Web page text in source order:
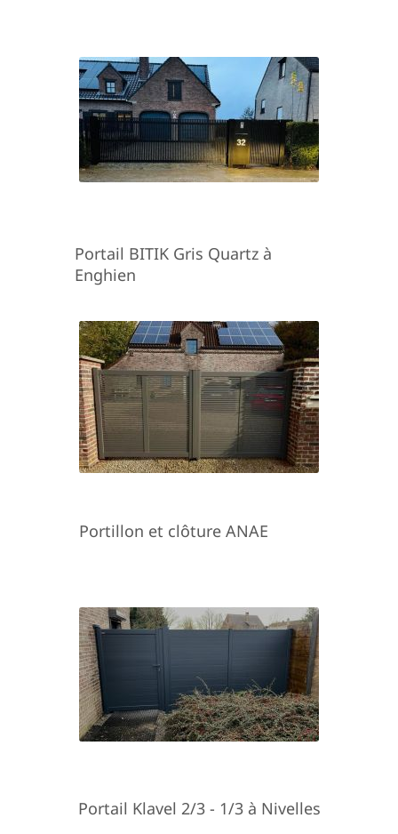
Portail BITIK Gris Quartz à
Enghien
Portillon et clôture ANAE
Portail Klavel 2/3 - 1/3 à Nivelles